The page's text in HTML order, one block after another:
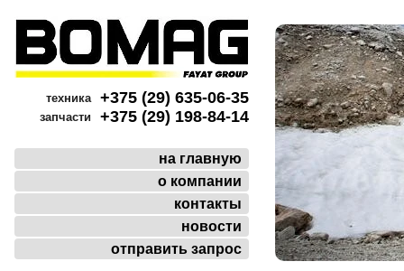
техника +375 (29) 635-06-35
запчасти +375 (29) 198-84-14
на главную
о компании
контакты
новости
отправить запрос